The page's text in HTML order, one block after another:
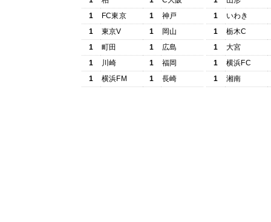
1
FC東京 1
神戸
1
東京V 1
岡山
1
町田 1
広島
1
川崎 1
福岡
1
横浜FM 1 長崎
1
いわき
1
栃木C
1
大宮
1
横浜FC
1
湘南